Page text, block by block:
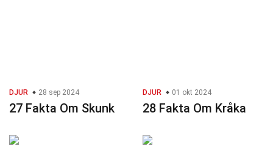
DJUR 28 sep 2024
27 Fakta Om Skunk
DJUR 01 okt 2024
28 Fakta Om Kråka